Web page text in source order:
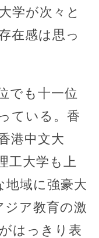
学が次々と
在感は思っ
でも十一位
ている。香
港中文大
工大学も上
地域に強豪大
ジア教育の激
はっきり表